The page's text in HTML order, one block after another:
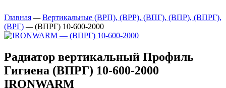
Главная — Вертикальные (ВРП), (ВРР), (ВПГ), (ВПР), (ВПРГ),
(ВРГ) — (ВПРГ) 10-600-2000
Радиатор вертикальный Профиль
Гигиена (ВПРГ) 10-600-2000
IRONWARM